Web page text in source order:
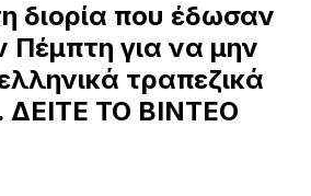
διορία που έδωσαν
Πέμπτη για να μην
τραπεζικά
ΤΟ ΒΙΝΤΕΟ